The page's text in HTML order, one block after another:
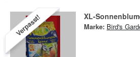
Verpasst! XL-
Marke: Bird's